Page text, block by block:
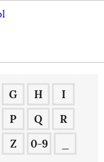
G H
I
P Q
R
Z 0-9